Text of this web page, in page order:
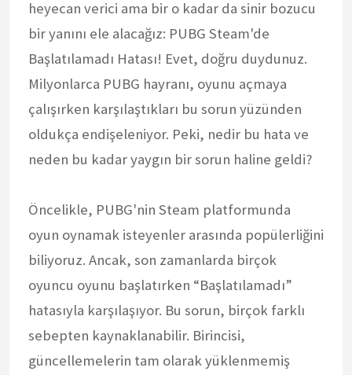
heyecan verici ama bir o kadar da sinir bozucu
bir yanını ele alacağız: PUBG Steam'de
Başlatılamadı Hatası! Evet, doğru duydunuz.
Milyonlarca PUBG hayranı, oyunu açmaya
çalışırken karşılaştıkları bu sorun yüzünden
oldukça endişeleniyor. Peki, nedir bu hata ve
neden bu kadar yaygın bir sorun haline geldi?
Öncelikle, PUBG'nin Steam platformunda
oyun oynamak isteyenler arasında popülerliğini
biliyoruz. Ancak, son zamanlarda birçok
oyuncu oyunu başlatırken “Başlatılamadı”
hatasıyla karşılaşıyor. Bu sorun, birçok farklı
sebepten kaynaklanabilir. Birincisi,
güncellemelerin tam olarak yüklenmemiş